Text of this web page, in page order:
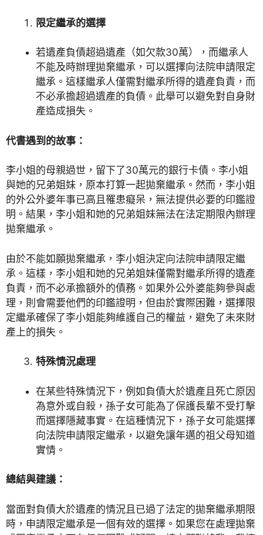
限定繼承的選擇
若遺產負債超過遺產（如欠款30萬），而繼承人
不能及時辦理拋棄繼承，可以選擇向法院申請限定
繼承。這樣繼承人僅需對繼承所得的遺產負責，而
不必承擔超過遺產的負債。此舉可以避免對自身財
產造成損失。
代書遇到的故事：
李小姐的母親過世，留下了30萬元的銀行卡債。李小姐
與她的兄弟姐妹，原本打算一起拋棄繼承。然而，李小姐
的外公外婆年事已高且罹患癡呆，無法提供必要的印鑑證
明。結果，李小姐和她的兄弟姐妹無法在法定期限內辦理
拋棄繼承。
由於不能如願拋棄繼承，李小姐決定向法院申請限定繼
承。這樣，李小姐和她的兄弟姐妹僅需對繼承所得的遺產
負責，而不必承擔額外的債務。如果外公外婆能夠參與處
理，則會需要他們的印鑑證明，但由於實際困難，選擇限
定繼承確保了李小姐能夠維護自己的權益，避免了未來財
產上的損失。
特殊情況處理
在某些特殊情況下，例如負債大於遺產且死亡原因
為意外或自殺，孫子女可能為了保護長輩不受打擊
而選擇隱藏事實。在這種情況下，孫子女可能選擇
向法院申請限定繼承，以避免讓年邁的祖父母知道
實情。
總結與建議：
當面對負債大於遺產的情況且已過了法定的拋棄繼承期限
時，申請限定繼承是一個有效的選擇。如果您在處理拋棄